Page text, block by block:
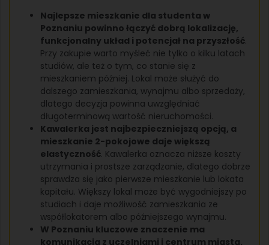
Najlepsze mieszkanie dla studenta w
Poznaniu powinno łączyć dobrą lokalizację,
funkcjonalny układ i potencjał na przyszłość.
Przy zakupie warto myśleć nie tylko o kilku latach
studiów, ale też o tym, co stanie się z
mieszkaniem później. Lokal może służyć do
dalszego zamieszkania, wynajmu albo sprzedaży,
dlatego decyzja powinna uwzględniać
długoterminową wartość nieruchomości.
Kawalerka jest najbezpieczniejszą opcją, a
mieszkanie 2-pokojowe daje większą
elastyczność. Kawalerka oznacza niższe koszty
utrzymania i prostsze zarządzanie, dlatego dobrze
sprawdza się jako pierwsze mieszkanie lub lokata
kapitału. Większy lokal może być wygodniejszy po
studiach i daje możliwość zamieszkania ze
współlokatorem albo późniejszego wynajmu.
W Poznaniu kluczowe znaczenie ma
komunikacja z uczelniami i centrum miasta.